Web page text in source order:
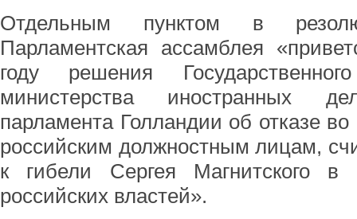
Отдельным пунктом в
Парламентская ассамблея
году решения
министерства иностранных
парламента Голландии об отказе
российским должностным лицам,
к гибели Сергея Магнитского в
российских властей».